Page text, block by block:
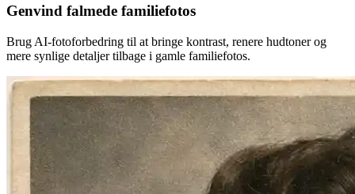
Genvind falmede familiefotos
Brug AI-fotoforbedring til at bringe kontrast, renere hudtoner og
mere synlige detaljer tilbage i gamle familiefotos.